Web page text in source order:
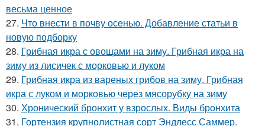
весьма ценное
27. Что внести в почву осенью. Добавление статьи в
новую подборку
28. Грибная икра с овощами на зиму. Грибная икра на
зиму из лисичек с морковью и луком
29. Грибная икра из вареных грибов на зиму. Грибная
икра с луком и морковью через мясорубку на зиму
30. Хронический бронхит у взрослых. Виды бронхита
31. Гортензия крупнолистная сорт Эндлесс Саммер.